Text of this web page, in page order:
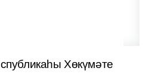
Хөкүмәте